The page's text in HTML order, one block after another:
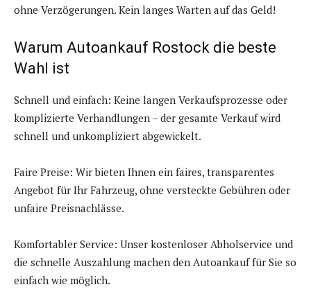
ohne Verzögerungen. Kein langes Warten auf das Geld!
Warum Autoankauf Rostock die beste
Wahl ist
Schnell und einfach: Keine langen Verkaufsprozesse oder
komplizierte Verhandlungen – der gesamte Verkauf wird
schnell und unkompliziert abgewickelt.
Faire Preise: Wir bieten Ihnen ein faires, transparentes
Angebot für Ihr Fahrzeug, ohne versteckte Gebühren oder
unfaire Preisnachlässe.
Komfortabler Service: Unser kostenloser Abholservice und
die schnelle Auszahlung machen den Autoankauf für Sie so
einfach wie möglich.